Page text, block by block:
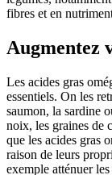
fibres et en
Augmentez
Les acides gras
essentiels. On les
saumon, la sardine
noix, les graines de
que les acides gras
raison de leurs
exemple atténuer